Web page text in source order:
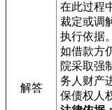
解答
在此过程
裁定或调
执行依据。
如借款方
院采取强
务人财产
保债权人